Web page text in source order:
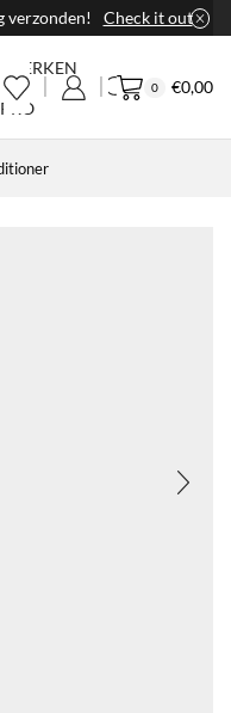
verzonden! Check it out
MERKEN
PRO
0 €0,00